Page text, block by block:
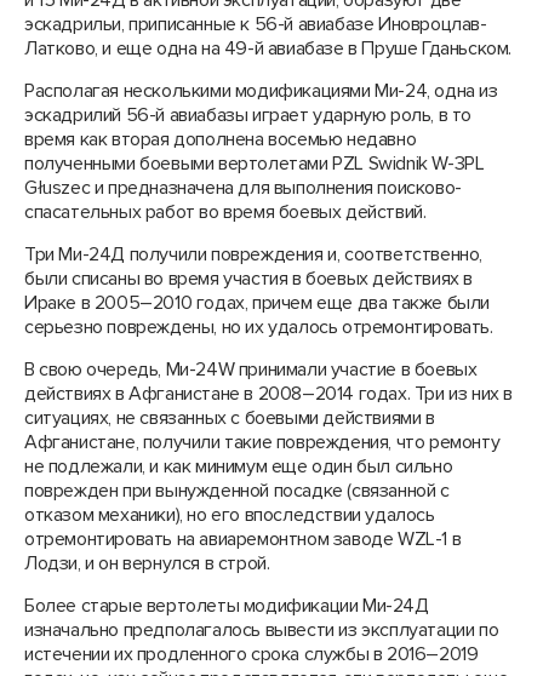
эскадрильи, приписанные к 56-й авиабазе Иновроцлав-
Латково, и еще одна на 49-й авиабазе в Пруше Гданьском.
Располагая несколькими модификациями Ми-24, одна из
эскадрилий 56-й авиабазы играет ударную роль, в то
время как вторая дополнена восемью недавно
полученными боевыми вертолетами PZL Swidnik W-3PL
Głuszec и предназначена для выполнения поисково-
спасательных работ во время боевых действий.
Три Ми-24Д получили повреждения и, соответственно,
были списаны во время участия в боевых действиях в
Ираке в 2005–2010 годах, причем еще два также были
серьезно повреждены, но их удалось отремонтировать.
В свою очередь, Ми-24W принимали участие в боевых
действиях в Афганистане в 2008–2014 годах. Три из них в
ситуациях, не связанных с боевыми действиями в
Афганистане, получили такие повреждения, что ремонту
не подлежали, и как минимум еще один был сильно
поврежден при вынужденной посадке (связанной с
отказом механики), но его впоследствии удалось
отремонтировать на авиаремонтном заводе WZL-1 в
Лодзи, и он вернулся в строй.
Более старые вертолеты модификации Ми-24Д
изначально предполагалось вывести из эксплуатации по
истечении их продленного срока службы в 2016–2019